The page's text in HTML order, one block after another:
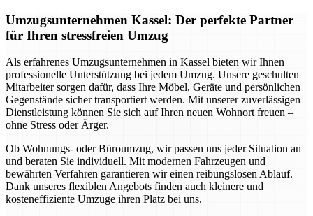
Umzugsunternehmen Kassel: Der perfekte Partner
für Ihren stressfreien Umzug
Als erfahrenes Umzugsunternehmen in Kassel bieten wir Ihnen
professionelle Unterstützung bei jedem Umzug. Unsere geschulten
Mitarbeiter sorgen dafür, dass Ihre Möbel, Geräte und persönlichen
Gegenstände sicher transportiert werden. Mit unserer zuverlässigen
Dienstleistung können Sie sich auf Ihren neuen Wohnort freuen –
ohne Stress oder Ärger.
Ob Wohnungs- oder Büroumzug, wir passen uns jeder Situation an
und beraten Sie individuell. Mit modernen Fahrzeugen und
bewährten Verfahren garantieren wir einen reibungslosen Ablauf.
Dank unseres flexiblen Angebots finden auch kleinere und
kosteneffiziente Umzüge ihren Platz bei uns.